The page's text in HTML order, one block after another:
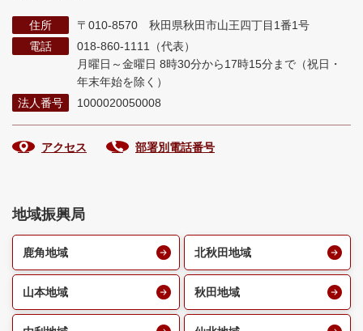
住所
〒010-8570 秋田県秋田市山王四丁目1番1号
電話
018-860-1111（代表）
月曜日～金曜日 8時30分から17時15分まで （祝日・
年末年始を除く）
法人番号
1000020050008
アクセス 部署別電話番号
地域振興局
鹿角地域 北秋田地域
山本地域 秋田地域